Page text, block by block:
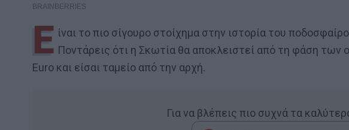
Ε ίναι το πιο σίγουρο στοίχημα στην ιστορία του
Ποντάρεις ότι η Σκωτία θα αποκλειστεί από τη φάση
Euro και είσαι ταμείο από την αρχή.
Για να βλέπεις πιο συχνά τα